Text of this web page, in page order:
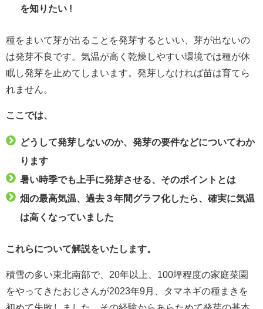
を知りたい !
種をまいて芽が出ることを発芽するといい、芽が出ないの
は発芽不良です。気温が高く乾燥しやすい環境では種が休
眠し発芽を止めてしまいます。発芽しなければ苗は育てら
れません。
ここでは、
どうして発芽しないのか、発芽の要件などについてわか
ります
暑い時季でも上手に発芽させる、そのポイントとは
畑の最高気温、過去３年間グラフ化したら、確実に気温
は高くなっていました
これらについて解説をいたします。
積雪の多い東北南部で、20年以上、100坪程度の家庭菜園
をやってきたおじさんが2023年9月、タマネギの種まきを
初めて失敗しました。その経験からあらためて発芽の基本